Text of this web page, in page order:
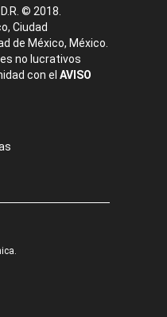
© 2018.
Ciudad
de México, México.
no lucrativos
con el AVISO